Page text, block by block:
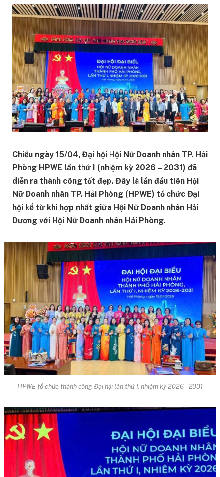
Chiều ngày 15/04, Đại hội Hội Nữ Doanh nhân TP. Hải
Phòng HPWE lần thứ I (nhiệm kỳ 2026 – 2031) đã
diễn ra thành công tốt đẹp. Đây là lần đầu tiên Hội
Nữ Doanh nhân TP. Hải Phòng (HPWE) tổ chức Đại
hội kể từ khi hợp nhất giữa Hội Nữ Doanh nhân Hải
Dương với Hội Nữ Doanh nhân Hải Phòng.
HPWE tổ chức thành công Đại hội lần thứ I, nhiệm kỳ 2026 – 2031